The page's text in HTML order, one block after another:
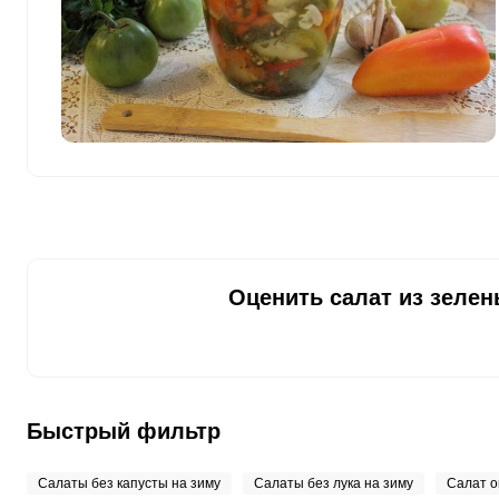
Цинк 3.7 мг
Бор 72 мкг
Ванадий 0
Оценить салат из
Быстрый фильтр
Салаты без капусты на зиму Салаты без лука на зиму Салат